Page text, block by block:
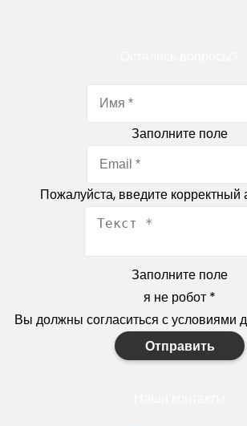
Заполните поле
Пожалуйста, введите корректный
Заполните поле
я не робот *
Вы должны согласиться с условиями
Отправить